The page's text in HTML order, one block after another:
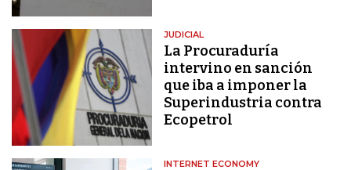
JUDICIAL
La Procuraduría
intervino en sanción
que iba a imponer la
Superindustria contra
Ecopetrol
INTERNET ECONOMY